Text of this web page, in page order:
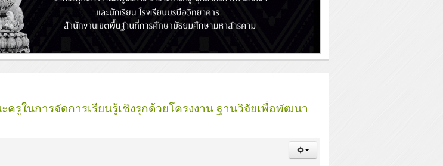
รูในการจัดการเรียนรู้เชิงรุกด้วยโครงงาน ฐานวิจัยเพื่อพัฒนา